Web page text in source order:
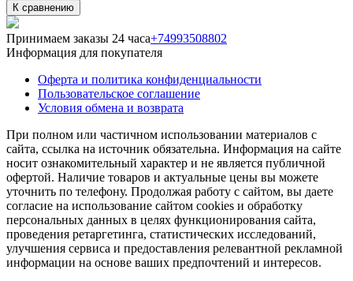
К сравнению
Принимаем заказы 24 часа+74993508802
Информация для покупателя
Оферта и политика конфиденциальности
Пользовательское соглашение
Условия обмена и возврата
При полном или частичном использовании материалов с
сайта, ссылка на источник обязательна. Информация на сайте
носит ознакомительный характер и не является публичной
офертой. Наличие товаров и актуальные цены вы можете
уточнить по телефону. Продолжая работу с сайтом, вы даете
согласие на использование сайтом cookies и обработку
персональных данных в целях функционирования сайта,
проведения ретаргетинга, статистических исследований,
улучшения сервиса и предоставления релевантной рекламной
информации на основе ваших предпочтений и интересов.